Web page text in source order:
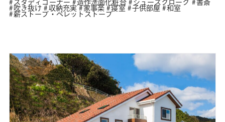
スタディコーナー
造作洗面化粧台 シューズクローク
書斎
吹き抜け
収納充実 家事楽 寝室 子供部屋
和室
薪ストーブ・ペレットストーブ